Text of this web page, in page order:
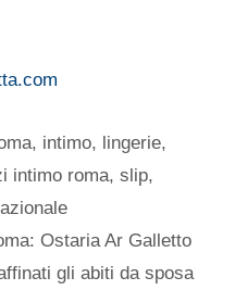
, intimo, lingerie,
intimo roma, slip,
Ostaria Ar Galletto
gli abiti da sposa